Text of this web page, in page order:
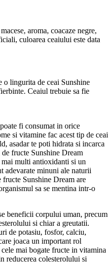
aroma, coacaze negre,
culoarea ceaiului este data
lingurita de ceai Sunshine
Ceaiul trebuie sa fie
fi consumat in orice
si vitamine fac acest tip de ceai
asadar te poti hidrata si incarca
fructe Sunshine Dream
multi antioxidanti si un
adevarate minuni ale naturii
fructe Sunshine Dream are
sa se mentina intr-o
beneficii corpului uman, precum
si chiar a greutatii.
de potasiu, fosfor, calciu,
joaca un important rol
mai bogate fructe in vitamina
reducerea colesterolului si